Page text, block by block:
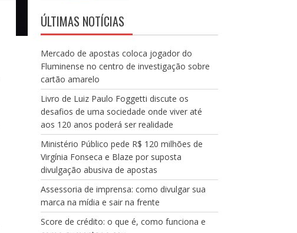
ÚLTIMAS NOTÍCIAS
Mercado de apostas coloca jogador do
Fluminense no centro de investigação sobre
cartão amarelo
Livro de Luiz Paulo Foggetti discute os
desafios de uma sociedade onde viver até
aos 120 anos poderá ser realidade
Ministério Público pede R$ 120 milhões de
Virgínia Fonseca e Blaze por suposta
divulgação abusiva de apostas
Assessoria de imprensa: como divulgar sua
marca na mídia e sair na frente
Score de crédito: o que é, como funciona e